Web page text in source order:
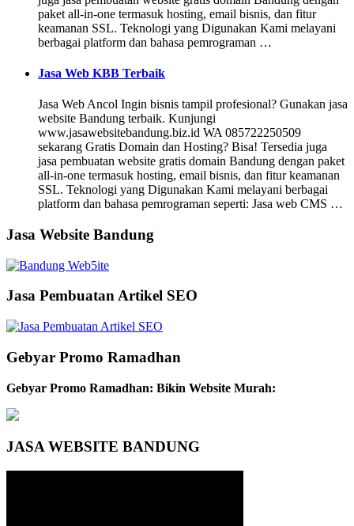
paket all-in-one termasuk hosting, email bisnis, dan fitur
keamanan SSL. Teknologi yang Digunakan Kami melayani
berbagai platform dan bahasa pemrograman …
Jasa Web KBB Terbaik
Jasa Web Ancol Ingin bisnis tampil profesional? Gunakan jasa
website Bandung terbaik. Kunjungi
www.jasawebsitebandung.biz.id WA 085722250509
sekarang Gratis Domain dan Hosting? Bisa! Tersedia juga
jasa pembuatan website gratis domain Bandung dengan paket
all-in-one termasuk hosting, email bisnis, dan fitur keamanan
SSL. Teknologi yang Digunakan Kami melayani berbagai
platform dan bahasa pemrograman seperti: Jasa web CMS …
Jasa Website Bandung
Jasa Pembuatan Artikel SEO
Gebyar Promo Ramadhan
Gebyar Promo Ramadhan: Bikin Website Murah:
JASA WEBSITE BANDUNG